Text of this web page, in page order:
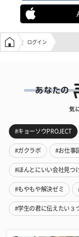
学生の窓口トップ
ログイン
気
#キョーソウPROJECT
#ガクラボ #お仕事
#ほんとにいい会社見つ
#もやもや解決ゼミ
#学生の君に伝えたい３